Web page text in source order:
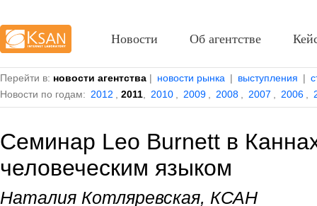
Перейти в: новости агентства | новости рынка | выступления |
Новости по годам: 2012 2011 2010 2009 2008 2007 2006
Семинар Leo Burnett в
человеческим языком
Наталия Котляревская, КСАН
Новости Об агентстве